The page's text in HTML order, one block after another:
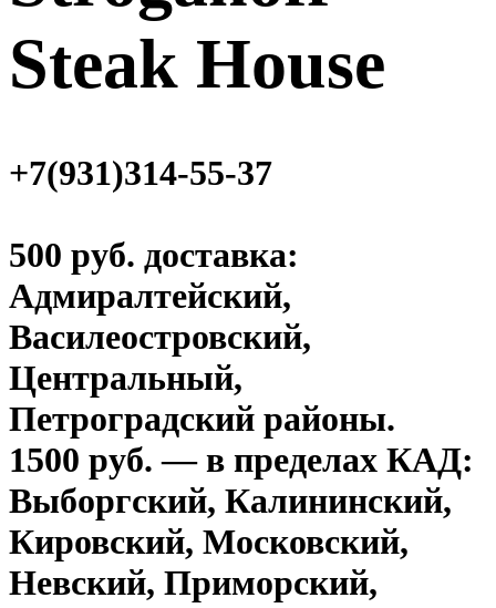
Steak House
+7(931)314-55-37
500 руб. доставка:
Адмиралтейский,
Василеостровский,
Центральный,
Петроградский районы.
1500 руб. — в пределах КАД:
Выборгский, Калининский,
Кировский, Московский,
Невский, Приморский,